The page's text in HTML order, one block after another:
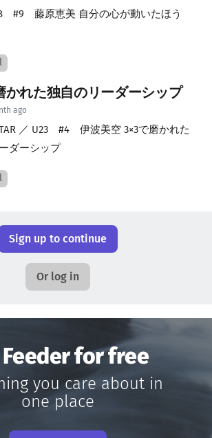
#9 藤原恵美 自分の心が動いたほう
かれた独自のリーダーシップ
ago
／ U23 #4 伊波美空 3×3で磨かれた
ダーシップ
Sign up to continue
Or log in
for free
you care about in
one place